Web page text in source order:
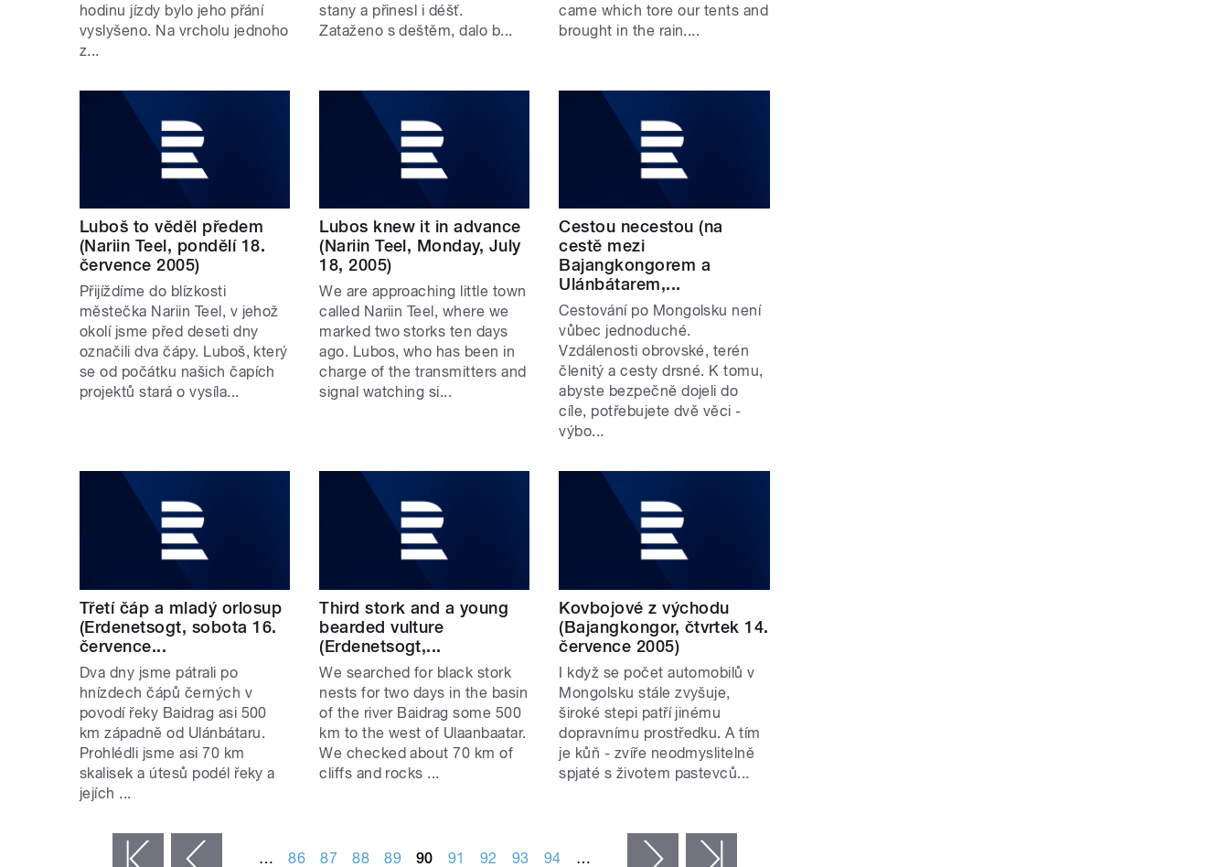
hodinu jízdy bylo jeho přání
vyslyšeno. Na vrcholu jednoho
z...
stany a přinesl i déšť.
Zataženo s deštěm, dalo b...
came which tore our tents and
brought in the rain....
Luboš to věděl předem
(Nariin Teel, pondělí 18.
července 2005)
Přijíždíme do blízkosti
městečka Nariin Teel, v jehož
okolí jsme před deseti dny
označili dva čápy. Luboš, který
se od počátku našich čapích
projektů stará o vysíla...
Lubos knew it in advance
(Nariin Teel, Monday, July
18, 2005)
We are approaching little town
called Nariin Teel, where we
marked two storks ten days
ago. Lubos, who has been in
charge of the transmitters and
signal watching si...
Cestou necestou (na
cestě mezi
Bajangkongorem a
Ulánbátarem,...
Cestování po Mongolsku není
vůbec jednoduché.
Vzdálenosti obrovské, terén
členitý a cesty drsné. K tomu,
abyste bezpečně dojeli do
cíle, potřebujete dvě věci -
výbo...
Třetí čáp a mladý orlosup
(Erdenetsogt, sobota 16.
července...
Dva dny jsme pátrali po
hnízdech čápů černých v
povodí řeky Baidrag asi 500
km západně od Ulánbátaru.
Prohlédli jsme asi 70 km
skalisek a útesů podél řeky a
jejích ...
Third stork and a young
bearded vulture
(Erdenetsogt,...
We searched for black stork
nests for two days in the basin
of the river Baidrag some 500
km to the west of Ulaanbaatar.
We checked about 70 km of
cliffs and rocks ...
Kovbojové z východu
(Bajangkongor, čtvrtek 14.
července 2005)
I když se počet automobilů v
Mongolsku stále zvyšuje,
široké stepi patří jinému
dopravnímu prostředku. A tím
je kůň - zvíře neodmyslitelně
spjaté s životem pastevců...
‹ předchozí … 86 87 88 89 90 91 92 93 94 … následující ›